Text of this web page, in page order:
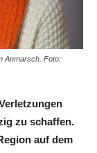
Anmarsch. Foto:
zu schaffen.
auf dem